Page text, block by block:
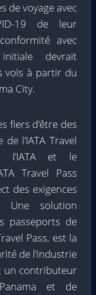
de voyage avec
19 de leur
avec
devrait
vols à partir du
City.
fiers d’être des
l’IATA Travel
l’IATA et le
Travel Pass
des exigences
Une solution
passeports de
Pass, est la
de l’industrie
un contributeur
et de